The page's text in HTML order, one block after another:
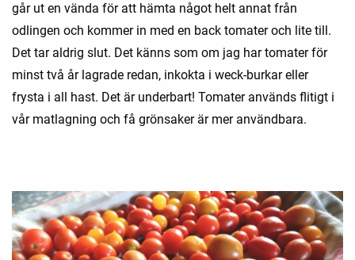
går ut en vända för att hämta något helt annat från
odlingen och kommer in med en back tomater och lite till.
Det tar aldrig slut. Det känns som om jag har tomater för
minst två år lagrade redan, inkokta i weck-burkar eller
frysta i all hast. Det är underbart! Tomater används flitigt i
vår matlagning och få grönsaker är mer användbara.